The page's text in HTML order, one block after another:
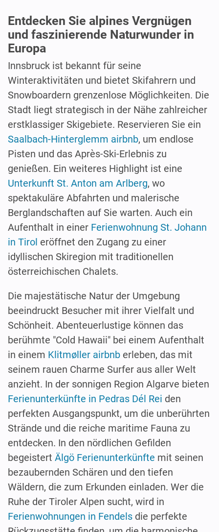
Entdecken Sie alpines Vergnügen
und faszinierende Naturwunder in
Europa
Innsbruck ist bekannt für seine
Winteraktivitäten und bietet Skifahrern und
Snowboardern grenzenlose Möglichkeiten. Die
Stadt liegt strategisch in der Nähe zahlreicher
erstklassiger Skigebiete. Reservieren Sie ein
Saalbach-Hinterglemm airbnb, um endlose
Pisten und das Après-Ski-Erlebnis zu
genießen. Ein weiteres Highlight ist eine
Unterkunft St. Anton am Arlberg, wo
spektakuläre Abfahrten und malerische
Berglandschaften auf Sie warten. Auch ein
Aufenthalt in einer Ferienwohnung St. Johann
in Tirol eröffnet den Zugang zu einer
idyllischen Skiregion mit traditionellen
österreichischen Chalets.
Die majestätische Natur der Umgebung
beeindruckt Besucher mit ihrer Vielfalt und
Schönheit. Abenteuerlustige können das
berühmte "Cold Hawaii" bei einem Aufenthalt
in einem Klitmøller airbnb erleben, das mit
seinem rauen Charme Surfer aus aller Welt
anzieht. In der sonnigen Region Algarve bieten
Ferienunterkünfte in Pedras Dél Rei den
perfekten Ausgangspunkt, um die unberührten
Strände und die reiche maritime Fauna zu
entdecken. In den nördlichen Gefilden
begeistert Älgö Ferienunterkünfte mit seinen
bezaubernden Schären und den tiefen
Wäldern, die zum Erkunden einladen. Wer die
Ruhe der Tiroler Alpen sucht, wird in
Ferienwohnungen in Fendels die perfekte